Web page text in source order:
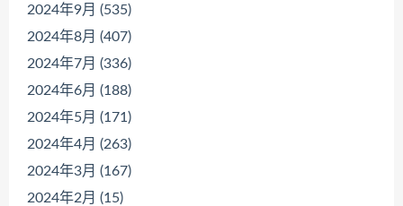
2024年9月 (535)
2024年8月 (407)
2024年7月 (336)
2024年6月 (188)
2024年5月 (171)
2024年4月 (263)
2024年3月 (167)
2024年2月 (15)